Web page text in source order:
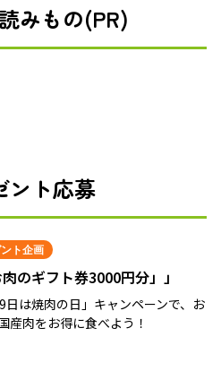
みもの(PR)
ント応募
ト企画
肉のギフト券3000円分」」
日は焼肉の日」キャンペーンで、お
産肉をお得に食べよう！